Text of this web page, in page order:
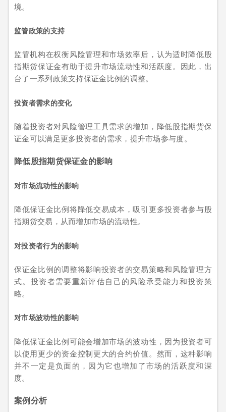
境。
监管政策的支持
监管机构在权衡风险管理和市场效率后，认为适时降低股
指期货保证金有助于提升市场流动性和活跃度。因此，出
台了一系列政策支持保证金比例的调整。
投资者需求的变化
随着投资者对风险管理工具需求的增加，降低股指期货保
证金可以满足更多投资者的需求，提升市场参与度。
降低股指期货保证金的影响
对市场流动性的影响
降低保证金比例将降低交易成本，吸引更多投资者参与股
指期货交易，从而增加市场的流动性。
对投资者行为的影响
保证金比例的调整将影响投资者的交易策略和风险管理方
式。投资者需要重新评估自己的风险承受能力和投资策
略。
对市场波动性的影响
降低保证金比例可能会增加市场的波动性，因为投资者可
以使用更少的资金控制更大的合约价值。然而，这种影响
并不一定是负面的，因为它也增加了市场的活跃度和深
度。
案例分析